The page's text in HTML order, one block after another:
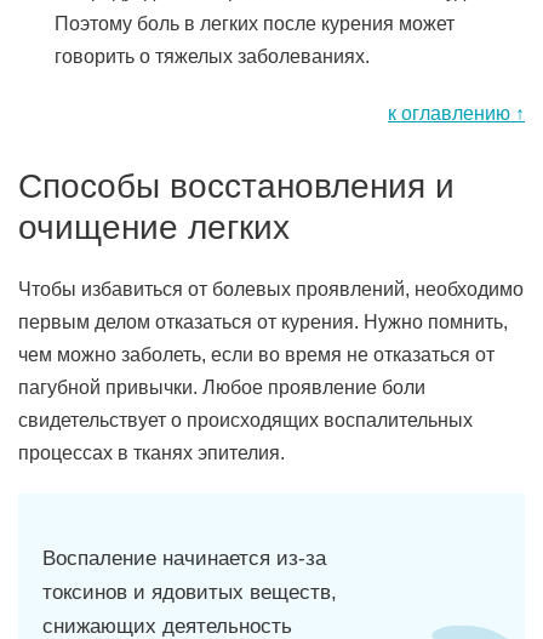
Поэтому боль в легких после курения может
говорить о тяжелых заболеваниях.
к оглавлению ↑
Способы восстановления и
очищение легких
Чтобы избавиться от болевых проявлений, необходимо
первым делом отказаться от курения. Нужно помнить,
чем можно заболеть, если во время не отказаться от
пагубной привычки. Любое проявление боли
свидетельствует о происходящих воспалительных
процессах в тканях эпителия.
Воспаление начинается из-за
токсинов и ядовитых веществ,
снижающих деятельность